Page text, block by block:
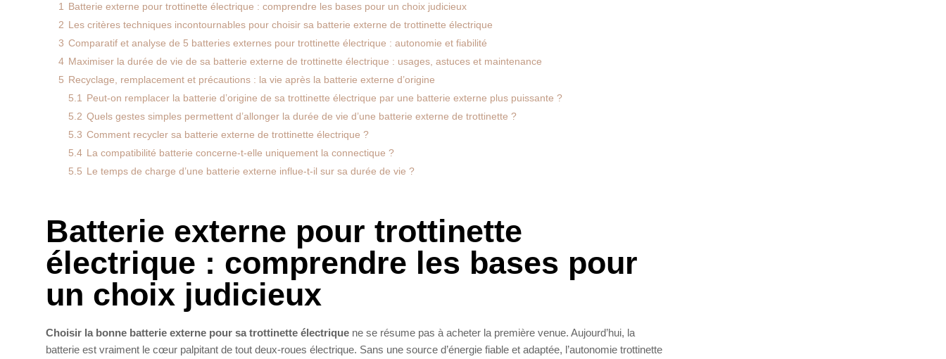
1 Batterie externe pour trottinette électrique : comprendre les bases pour un choix judicieux
2 Les critères techniques incontournables pour choisir sa batterie externe de trottinette électrique
3 Comparatif et analyse de 5 batteries externes pour trottinette électrique : autonomie et fiabilité
4 Maximiser la durée de vie de sa batterie externe de trottinette électrique : usages, astuces et maintenance
5 Recyclage, remplacement et précautions : la vie après la batterie externe d’origine
5.1 Peut-on remplacer la batterie d’origine de sa trottinette électrique par une batterie externe plus puissante ?
5.2 Quels gestes simples permettent d’allonger la durée de vie d’une batterie externe de trottinette ?
5.3 Comment recycler sa batterie externe de trottinette électrique ?
5.4 La compatibilité batterie concerne-t-elle uniquement la connectique ?
5.5 Le temps de charge d’une batterie externe influe-t-il sur sa durée de vie ?
Batterie externe pour trottinette
électrique : comprendre les bases pour
un choix judicieux
Choisir la bonne batterie externe pour sa trottinette électrique ne se résume pas à acheter la première venue. Aujourd’hui, la
batterie est vraiment le cœur palpitant de tout deux-roues électrique. Sans une source d’énergie fiable et adaptée, l’autonomie trottinette